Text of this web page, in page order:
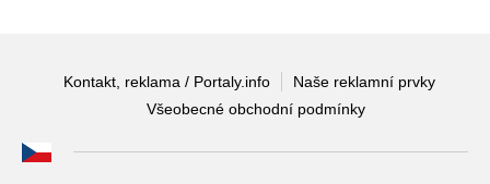
Kontakt, reklama / Portaly.info
Naše reklamní prvky
Všeobecné obchodní podmínky